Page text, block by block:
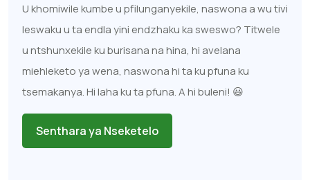
U khomiwile kumbe u pfilunganyekile, naswona a wu tivi
leswaku u ta endla yini endzhaku ka sweswo? Titwele
u ntshunxekile ku burisana na hina, hi avelana
miehleketo ya wena, naswona hi ta ku pfuna ku
tsemakanya. Hi laha ku ta pfuna. A hi buleni! 😃
Senthara ya Nseketelo